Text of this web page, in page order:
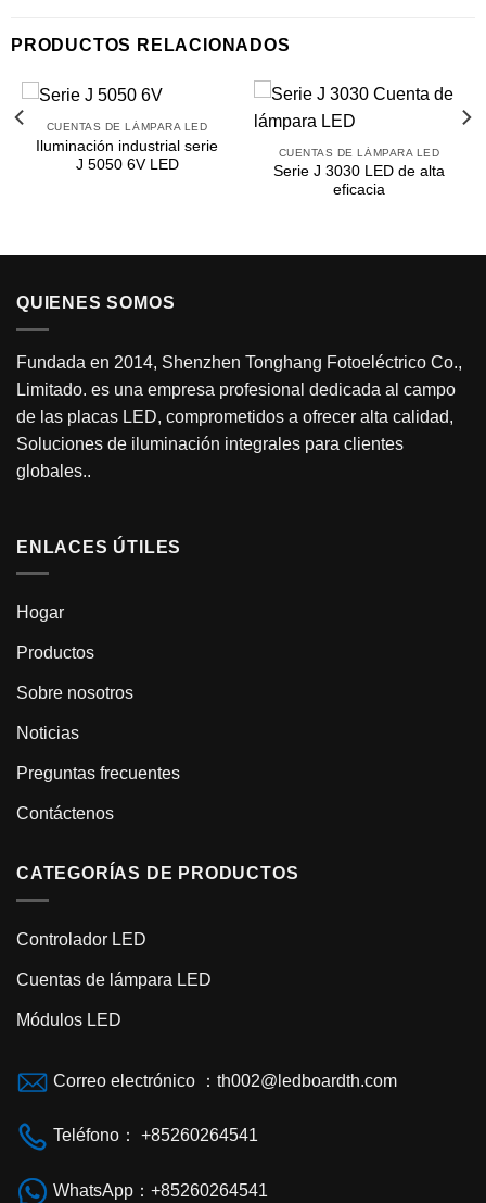
PRODUCTOS RELACIONADOS
CUENTAS DE LÁMPARA LED
Iluminación industrial serie
J 5050 6V LED
CUENTAS DE LÁMPARA LED
Serie J 3030 LED de alta
eficacia
QUIENES SOMOS
Fundada en 2014, Shenzhen Tonghang Fotoeléctrico Co.,
Limitado. es una empresa profesional dedicada al campo
de las placas LED, comprometidos a ofrecer alta calidad,
Soluciones de iluminación integrales para clientes
globales..
ENLACES ÚTILES
Hogar
Productos
Sobre nosotros
Noticias
Preguntas frecuentes
Contáctenos
CATEGORÍAS DE PRODUCTOS
Controlador LED
Cuentas de lámpara LED
Módulos LED
Correo electrónico ：th002@ledboardth.com
Teléfono： +85260264541
WhatsApp：+85260264541